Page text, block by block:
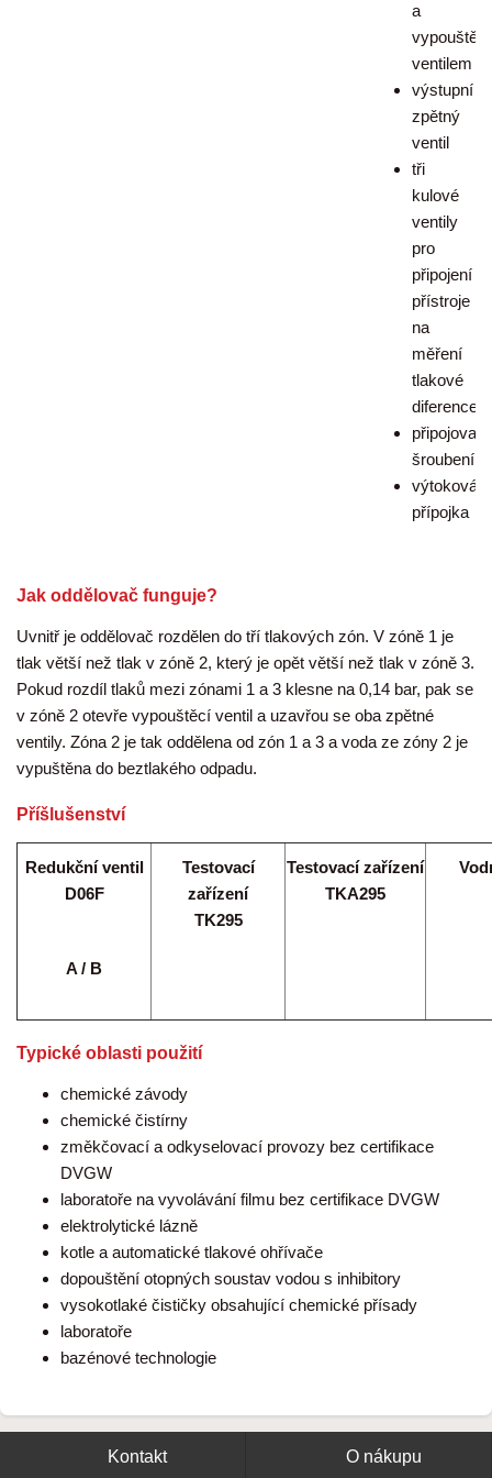
a
ventilem
výstupní
zpětný
ventil
tři
kulové
ventily
pro
připojení
přístroje
na
měření
tlakové
diference
připojovací
šroubení
výtoková
přípojka
Jak oddělovač funguje?
Uvnitř je oddělovač rozdělen do tří tlakových zón. V zóně 1 je
tlak větší než tlak v zóně 2, který je opět větší než tlak v zóně 3.
Pokud rozdíl tlaků mezi zónami 1 a 3 klesne na 0,14 bar, pak se
v zóně 2 otevře vypouštěcí ventil a uzavřou se oba zpětné
ventily. Zóna 2 je tak oddělena od zón 1 a 3 a voda ze zóny 2 je
vypuštěna do beztlakého odpadu.
Příšlušenství
Redukční ventil
D06F
A / B
Testovací
zařízení
TK295
Testovací zařízení
TKA295
Typické oblasti použití
chemické závody
chemické čistírny
změkčovací a odkyselovací provozy bez certifikace
DVGW
laboratoře na vyvolávání filmu bez certifikace DVGW
elektrolytické lázně
kotle a automatické tlakové ohřívače
dopouštění otopných soustav vodou s inhibitory
vysokotlaké čističky obsahující chemické přísady
laboratoře
bazénové technologie
Kontakt O nákupu